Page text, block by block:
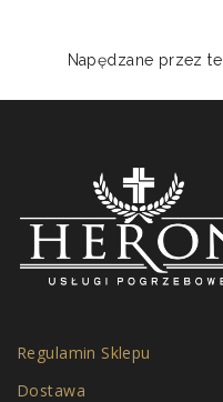
Napędzane przez
Regulamin Sklepu
Dostawa